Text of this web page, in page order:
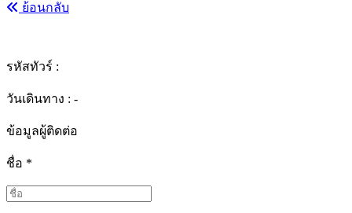
ย้อนกลับ
รหัสทัวร์ :
วันเดินทาง : -
ข้อมูลผู้ติดต่อ
ชื่อ *